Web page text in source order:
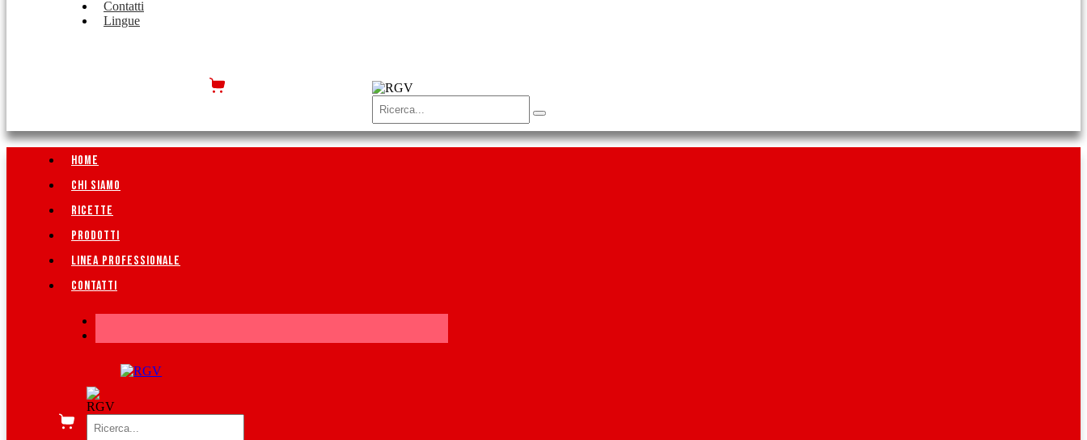
Contatti
Lingue
HOME
CHI SIAMO
RICETTE
PRODOTTI
LINEA PROFESSIONALE
CONTATTI